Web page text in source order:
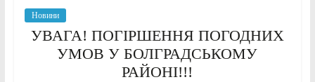
Новини
УВАГА! ПОГІРШЕННЯ ПОГОДНИХ
УМОВ У БОЛГРАДСЬКОМУ
РАЙОНІ!!!